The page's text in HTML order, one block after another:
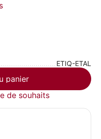
ETIQ-ETAL
panier
de souhaits